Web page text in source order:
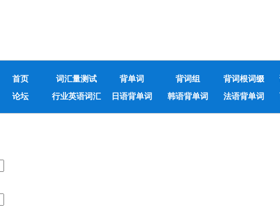
首页 词汇量测试 背单词 背词组 背词根词缀
论坛
行业英语词汇 日语背单词 韩语背单词 法语背单词